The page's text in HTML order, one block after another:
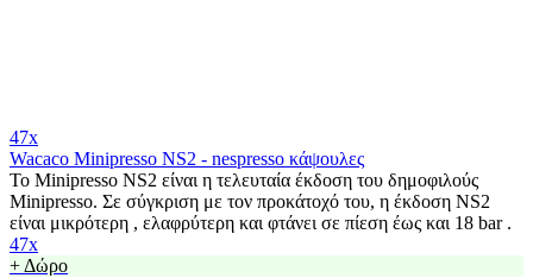
47x
Wacaco Minipresso NS2 - nespresso κάψουλες
Το Minipresso NS2 είναι η τελευταία έκδοση του δημοφιλούς
Minipresso. Σε σύγκριση με τον προκάτοχό του, η έκδοση NS2
είναι μικρότερη , ελαφρύτερη και φτάνει σε πίεση έως και 18 bar .
47x
+ Δώρο